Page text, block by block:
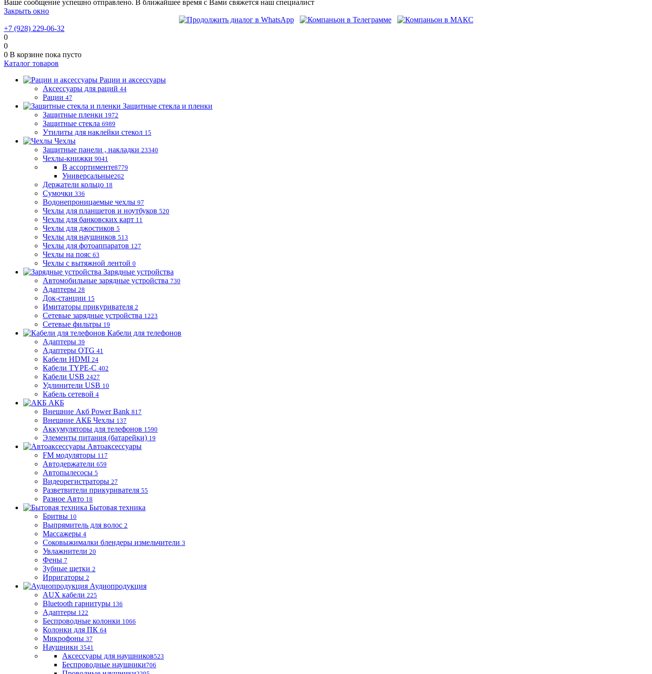
Ваше сообщение успешно отправлено. В ближайшее время с Вами свяжется наш специалист
Закрыть окно
+7 (928) 229-06-32
0
0
0 В корзине пока пусто
Каталог товаров
Рации и аксессуары
Аксессуары для раций 44
Рации 47
Защитные стекла и пленки
Защитные пленки 1972
Защитные стекла 6989
Утилиты для наклейки стекол 15
Чехлы
Защитные панели , накладки 23340
Чехлы-книжки 9041
В ассортименте8779
Универсальные262
Держатели кольцо 18
Сумочки 336
Водонепроницаемые чехлы 97
Чехлы для планшетов и ноутбуков 520
Чехлы для банковских карт 11
Чехлы для джостиков 5
Чехлы для наушников 513
Чехлы для фотоаппаратов 127
Чехлы на пояс 63
Чехлы с вытяжной лентой 0
Зарядные устройства
Автомобильные зарядные устройства 730
Адаптеры 28
Док-станции 15
Имитаторы прикуривателя 2
Сетевые зарядные устройства 1223
Сетевые фильтры 19
Кабели для телефонов
Адаптеры 39
Адаптеры OTG 41
Кабели HDMI 24
Кабели TYPE-C 402
Кабели USB 2427
Удлинители USB 10
Кабель сетевой 4
АКБ
Внешние Акб Power Bank 817
Внешние АКБ Чехлы 137
Аккумуляторы для телефонов 1590
Элементы питания (батарейки) 19
Автоаксессуары
FM модуляторы 117
Автодержатели 659
Автопылесосы 5
Видеорегистраторы 27
Разветвители прикуривателя 55
Разное Авто 18
Бытовая техника
Бритвы 10
Выпрямитель для волос 2
Массажеры 4
Соковыжималки блендеры измельчители 3
Увлажнители 20
Фены 7
Зубные щетки 2
Ирригаторы 2
Аудиопродукция
AUX кабели 225
Bluetooth гарнитуры 136
Адаптеры 122
Беспроводные колонки 1066
Колонки для ПК 64
Микрофоны 37
Наушники 3541
Аксессуары для наушников523
Беспроводные наушники706